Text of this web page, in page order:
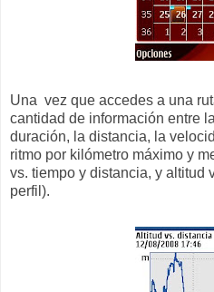
Una vez que accedes a una
cantidad de información entre
duración, la distancia, la
ritmo por kilómetro máximo y
vs. tiempo y distancia, y altitud
perfil).